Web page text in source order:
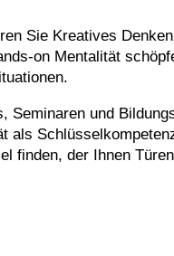
Sie Kreatives
on Mentalität
Seminaren und
als
finden, der Ihnen